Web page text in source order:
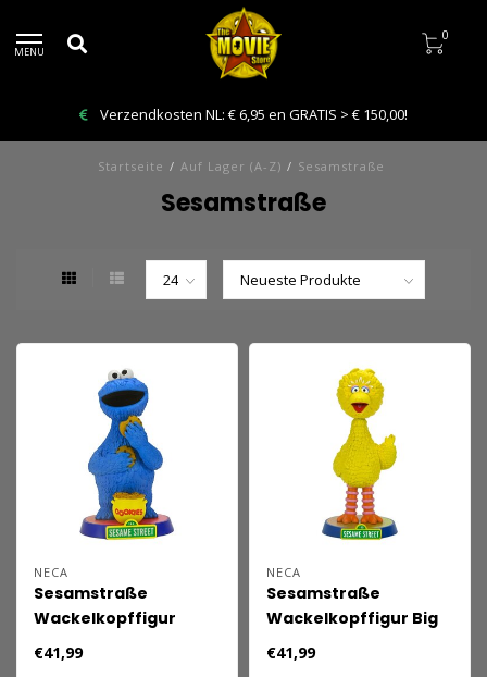
MENU
0
Verzendkosten NL: € 6,95 en GRATIS > € 150,00!
Startseite / Auf Lager (A-Z) / Sesamstraße
Sesamstraße
NECA
Sesamstraße
Wackelkopffigur
Krümelmonster 18 cm
€41,99
NECA
Sesamstraße
Wackelkopffigur Big
Bird 23 cm
€41,99